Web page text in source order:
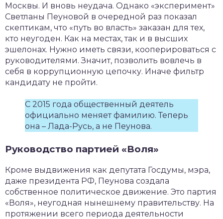
Москвы. И вновь неудача. Однако «эксперимент»
Светланы Пеуновой в очередной раз показал
скептикам, что «путь во власть» заказан для тех,
кто неугоден. Как на местах, так и в высших
эшелонах. Нужно иметь связи, кооперироваться с
руководителями. Значит, позволить вовлечь в
себя в коррупционную цепочку. Иначе фильтр
кандидату не пройти.
С 2015 года общественный деятель
официально меняет фамилию. Теперь
она – Лада-Русь, а не Пеунова.
Руководство партией «Воля»
Кроме выдвижения как депутата Госдумы, мэра,
даже президента РФ, Пеунова создала
собственное политическое движение. Это партия
«Воля», неугодная нынешнему правительству. На
протяжении всего периода деятельности